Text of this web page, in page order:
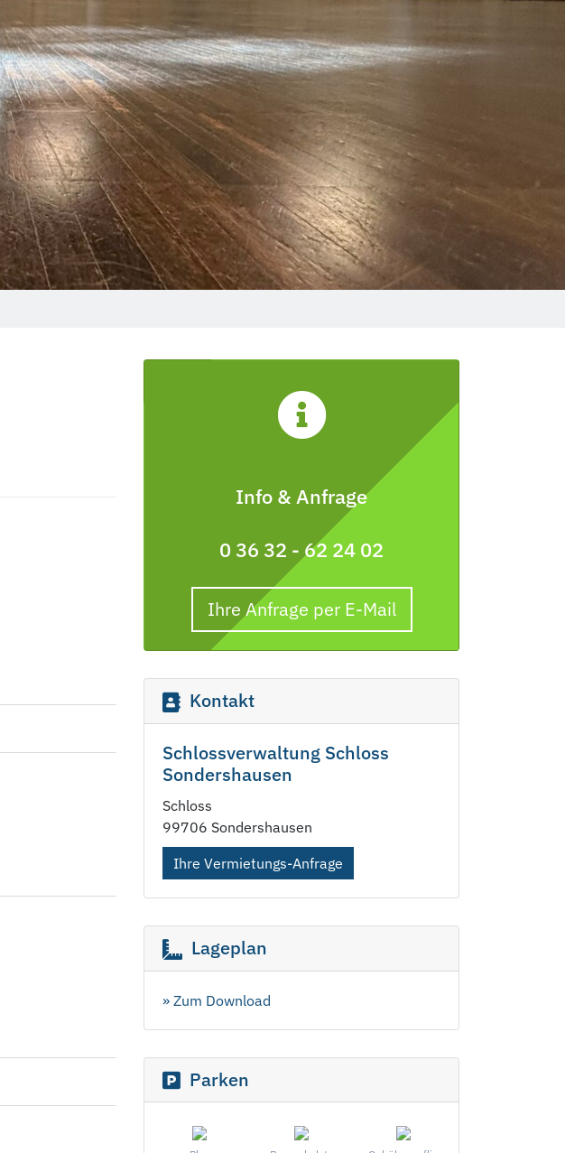
Info & Anfrage
0 36 32 - 62 24 02
Ihre Anfrage per E-Mail
Kontakt
Schlossverwaltung Schloss
Sondershausen
Schloss
99706 Sondershausen
Ihre Vermietungs-Anfrage
Lageplan
» Zum Download
Parken